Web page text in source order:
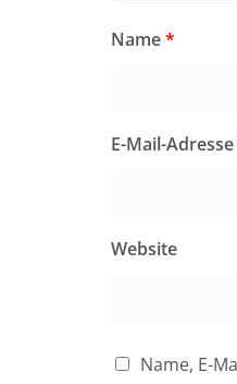
Name*
E-Mail-Adresse
Website
Name, E-